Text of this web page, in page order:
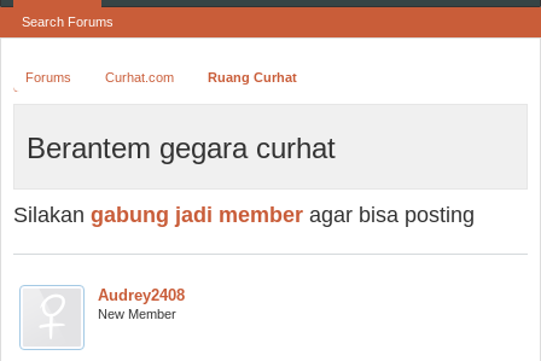
Forums Curhat.com Ruang Curhat
Berantem gegara curhat
Silakan gabung jadi member agar bisa posting
Audrey2408
New Member
Search Forums